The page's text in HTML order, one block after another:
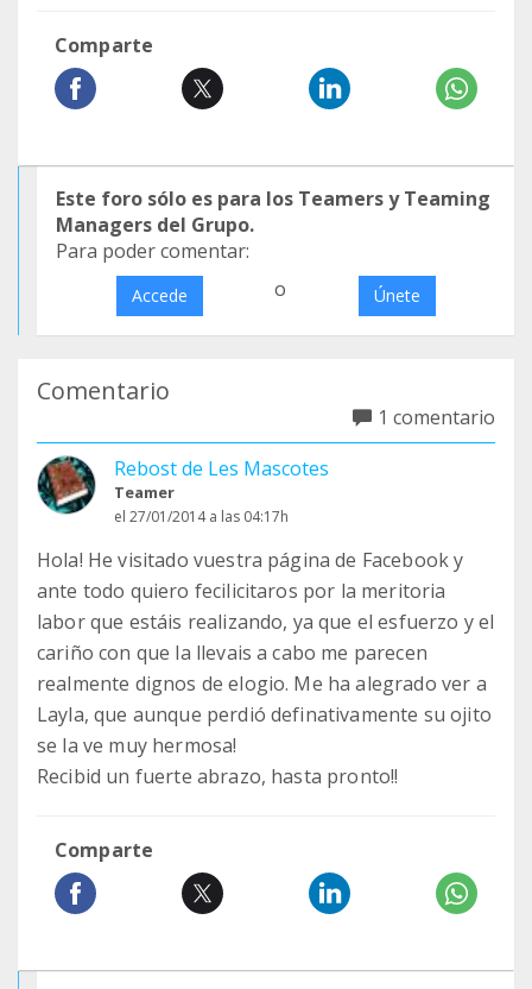
Comparte
Este foro sólo es para los Teamers y Teaming
Managers del Grupo.
Para poder comentar:
Accede o Únete
Comentario
1 comentario
Rebost de Les Mascotes
Teamer
el 27/01/2014 a las 04:17h
Hola! He visitado vuestra página de Facebook y
ante todo quiero fecilicitaros por la meritoria
labor que estáis realizando, ya que el esfuerzo y el
cariño con que la llevais a cabo me parecen
realmente dignos de elogio. Me ha alegrado ver a
Layla, que aunque perdió definativamente su ojito
se la ve muy hermosa!
Recibid un fuerte abrazo, hasta pronto!!
Comparte